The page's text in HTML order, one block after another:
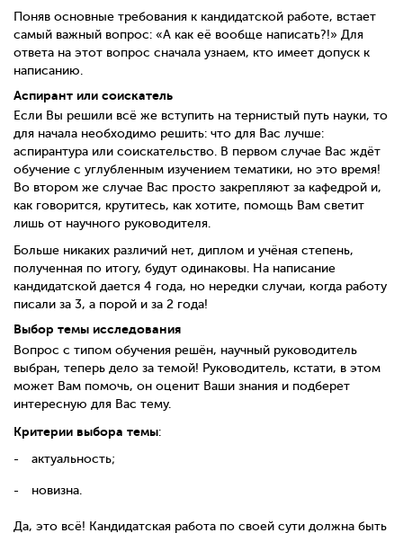
Поняв основные требования к кандидатской работе, встает
самый важный вопрос: «А как её вообще написать?!» Для
ответа на этот вопрос сначала узнаем, кто имеет допуск к
написанию.
Аспирант или соискатель
Если Вы решили всё же вступить на тернистый путь науки, то
для начала необходимо решить: что для Вас лучше:
аспирантура или соискательство. В первом случае Вас ждёт
обучение с углубленным изучением тематики, но это время!
Во втором же случае Вас просто закрепляют за кафедрой и,
как говорится, крутитесь, как хотите, помощь Вам светит
лишь от научного руководителя.
Больше никаких различий нет, диплом и учёная степень,
полученная по итогу, будут одинаковы. На написание
кандидатской дается 4 года, но нередки случаи, когда работу
писали за 3, а порой и за 2 года!
Выбор темы исследования
Вопрос с типом обучения решён, научный руководитель
выбран, теперь дело за темой! Руководитель, кстати, в этом
может Вам помочь, он оценит Ваши знания и подберет
интересную для Вас тему.
Критерии выбора темы:
актуальность;
новизна.
Да, это всё! Кандидатская работа по своей сути должна быть